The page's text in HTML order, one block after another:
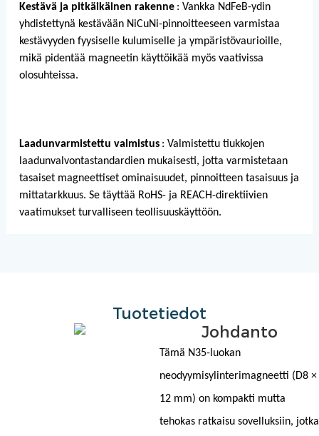
Kestävä ja pitkäikäinen rakenne : Vankka NdFeB-ydin
yhdistettynä kestävään NiCuNi-pinnoitteeseen varmistaa
kestävyyden fyysiselle kulumiselle ja ympäristövaurioille,
mikä pidentää magneetin käyttöikää myös vaativissa
olosuhteissa.
Laadunvarmistettu valmistus : Valmistettu tiukkojen
laadunvalvontastandardien mukaisesti, jotta varmistetaan
tasaiset magneettiset ominaisuudet, pinnoitteen tasaisuus ja
mittatarkkuus. Se täyttää RoHS- ja REACH-direktiivien
vaatimukset turvalliseen teollisuuskäyttöön.
Tuotetiedot
Johdanto
Tämä N35-luokan
neodyymisylinterimagneetti (D8 ×
12 mm) on kompakti mutta
tehokas ratkaisu sovelluksiin, jotka